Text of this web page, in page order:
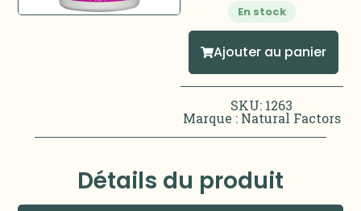
En stock
Ajouter au panier
SKU: 1263
Marque : Natural Factors
Détails du produit